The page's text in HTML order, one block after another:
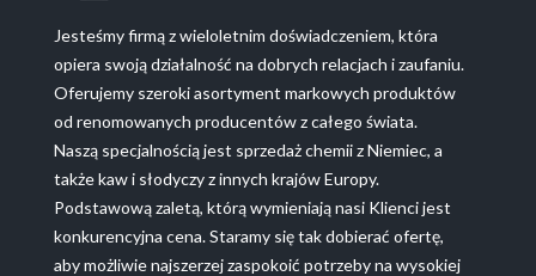
Jesteśmy firmą z wieloletnim doświadczeniem, która
opiera swoją działalność na dobrych relacjach i zaufaniu.
Oferujemy szeroki asortyment markowych produktów
od renomowanych producentów z całego świata.
Naszą specjalnością jest sprzedaż chemii z Niemiec, a
także kaw i słodyczy z innych krajów Europy.
Podstawową zaletą, którą wymieniają nasi Klienci jest
konkurencyjna cena. Staramy się tak dobierać ofertę,
aby możliwie najszerzej zaspokoić potrzeby na wysokiej